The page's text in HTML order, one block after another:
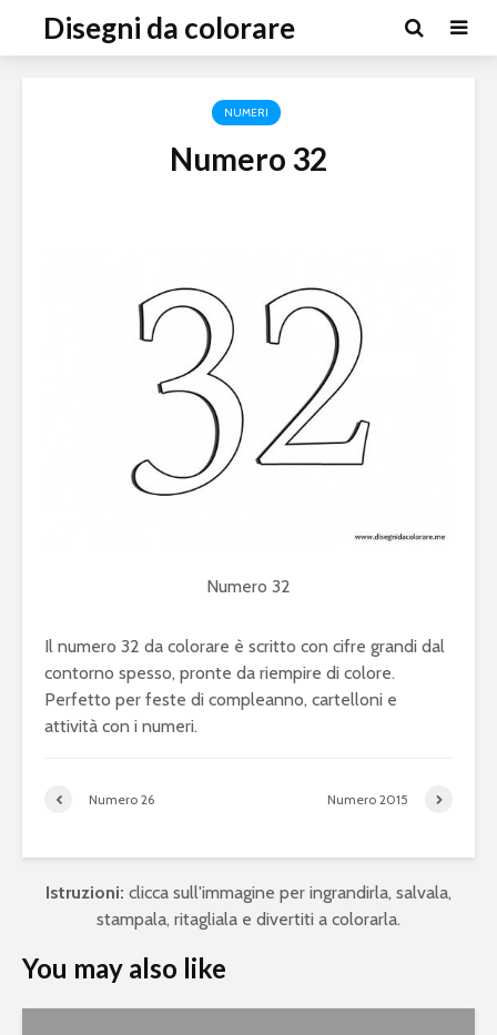
Disegni da colorare
NUMERI
Numero 32
Numero 32
Il numero 32 da colorare è scritto con cifre grandi dal
contorno spesso, pronte da riempire di colore.
Perfetto per feste di compleanno, cartelloni e
attività con i numeri.
Numero 26 Numero 2015
Istruzioni: clicca sull'immagine per ingrandirla, salvala,
stampala, ritagliala e divertiti a colorarla.
You may also like